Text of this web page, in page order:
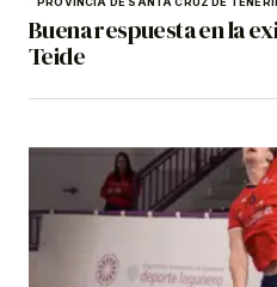
Buena respuesta en la
Teide